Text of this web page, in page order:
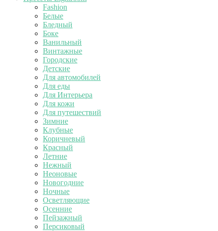
Fashion
Белые
Бледный
Боке
Ванильный
Винтажные
Городские
Детские
Для автомобилей
Для еды
Для Интерьера
Для кожи
Для путешествий
Зимние
Клубные
Коричневый
Красный
Летние
Нежный
Неоновые
Новогодние
Ночные
Осветляющие
Осенние
Пейзажный
Персиковый